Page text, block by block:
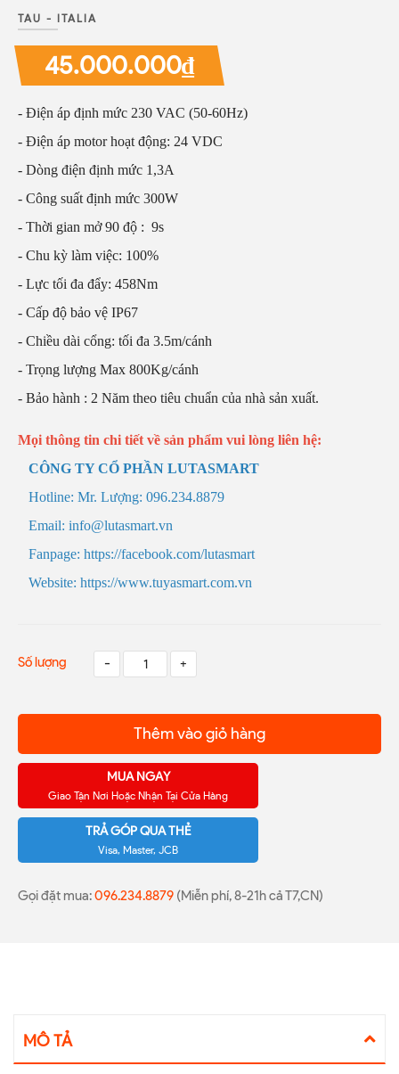
TAU - ITALIA
45.000.000₫
- Điện áp định mức 230 VAC (50-60Hz)
- Điện áp motor hoạt động: 24 VDC
- Dòng điện định mức 1,3A
- Công suất định mức 300W
- Thời gian mở 90 độ : 9s
- Chu kỳ làm việc: 100%
- Lực tối đa đẩy: 458Nm
- Cấp độ bảo vệ IP67
- Chiều dài cổng: tối đa 3.5m/cánh
- Trọng lượng Max 800Kg/cánh
- Bảo hành : 2 Năm theo tiêu chuẩn của nhà sản xuất.
Mọi thông tin chi tiết về sản phẩm vui lòng liên hệ:
CÔNG TY CỔ PHẦN LUTASMART
Hotline: Mr. Lượng: 096.234.8879
Email: info@lutasmart.vn
Fanpage: https://facebook.com/lutasmart
Website: https://www.tuyasmart.com.vn
Số lượng - +
Thêm vào giỏ hàng
MUA NGAY
Giao Tận Nơi Hoặc Nhận Tại Cửa Hàng
TRẢ GÓP QUA THẺ
Visa, Master, JCB
Gọi đặt mua:096.234.8879 (Miễn phí, 8-21h cả T7,CN)
MÔ TẢ